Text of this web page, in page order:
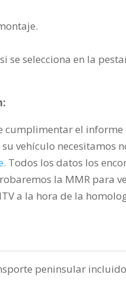
se selecciona en la
cumplimentar el
vehículo necesitamos
. Todos los datos los
la MMR para
a la hora de la
peninsular